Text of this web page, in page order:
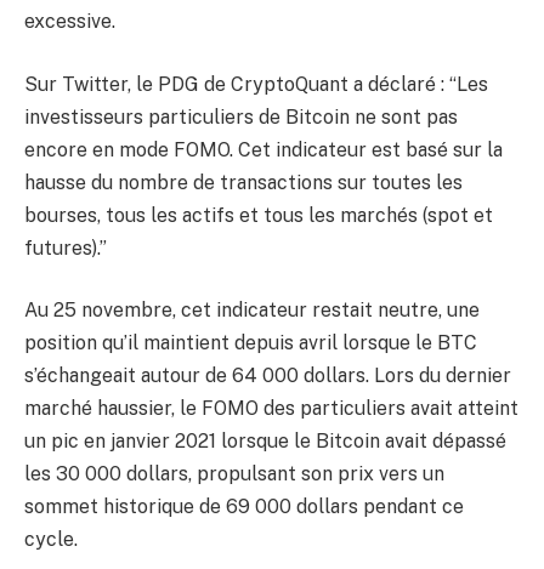
excessive.
Sur Twitter, le PDG de CryptoQuant a déclaré : “Les
investisseurs particuliers de Bitcoin ne sont pas
encore en mode FOMO. Cet indicateur est basé sur la
hausse du nombre de transactions sur toutes les
bourses, tous les actifs et tous les marchés (spot et
futures).”
Au 25 novembre, cet indicateur restait neutre, une
position qu’il maintient depuis avril lorsque le BTC
s’échangeait autour de 64 000 dollars. Lors du dernier
marché haussier, le FOMO des particuliers avait atteint
un pic en janvier 2021 lorsque le Bitcoin avait dépassé
les 30 000 dollars, propulsant son prix vers un
sommet historique de 69 000 dollars pendant ce
cycle.